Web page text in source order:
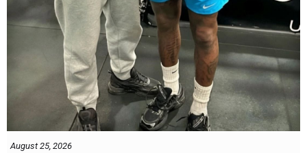
August 25, 2026